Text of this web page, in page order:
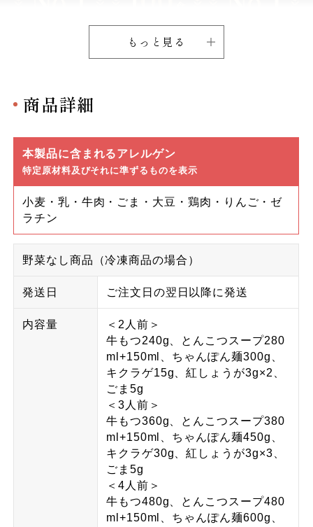
もっと見る
商品詳細
本製品に含まれるアレルゲン
特定原材料及びそれに準ずるものを表示
小麦・乳・牛肉・ごま・大豆・鶏肉・りんご・ゼ
ラチン
野菜なし商品（冷凍商品の場合）
発送日 ご注文日の翌日以降に発送
内容量
＜2人前＞
牛もつ240g、とんこつスープ280
ml+150ml、ちゃんぽん麺300g、
キクラゲ15g、紅しょうが3g×2、
ごま5g
＜3人前＞
牛もつ360g、とんこつスープ380
ml+150ml、ちゃんぽん麺450g、
キクラゲ30g、紅しょうが3g×3、
ごま5g
＜4人前＞
牛もつ480g、とんこつスープ480
ml+150ml、ちゃんぽん麺600g、